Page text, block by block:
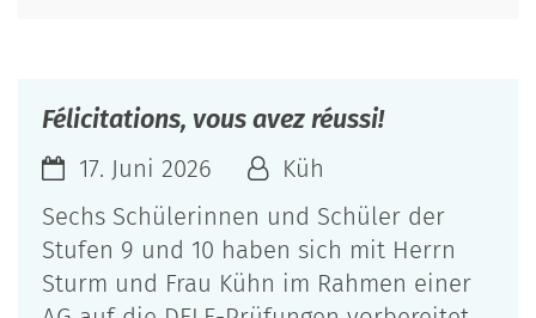
Félicitations, vous avez réussi!
17. Juni 2026
Küh
Sechs Schülerinnen und Schüler der
Stufen 9 und 10 haben sich mit Herrn
Sturm und Frau Kühn im Rahmen einer